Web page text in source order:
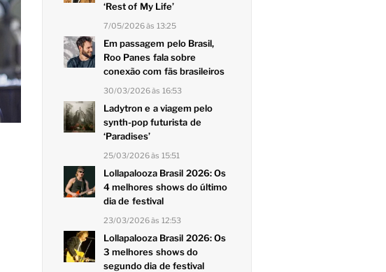
‘Rest of My Life’
7/05/2026 às 13:25
Em passagem pelo Brasil,
Roo Panes fala sobre
conexão com fãs brasileiros
30/03/2026 às 16:53
Ladytron e a viagem pelo
synth-pop futurista de
‘Paradises’
25/03/2026 às 15:51
Lollapalooza Brasil 2026: Os
4 melhores shows do último
dia de festival
23/03/2026 às 12:53
Lollapalooza Brasil 2026: Os
3 melhores shows do
segundo dia de festival